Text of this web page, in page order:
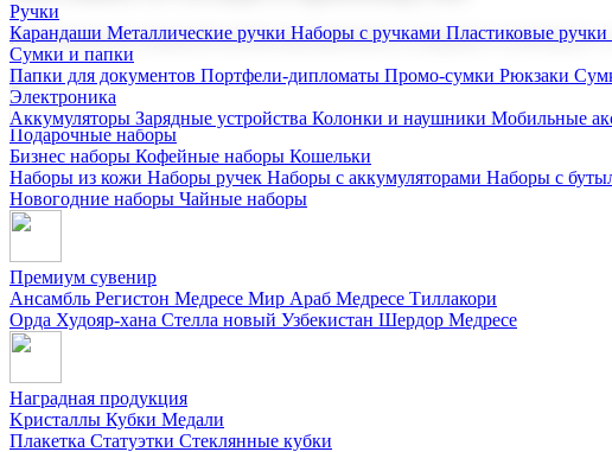
Ручки
Карандаши Металлические ручки Наборы с ручками Пластиковые ручки
Сумки и папки
Папки для документов Портфели-дипломаты Промо-сумки Рюкзаки
Электроника
Аккумуляторы Зарядные устройства Колонки и наушники Мобильные
Мы предлагаем широкий выбор корпоративных подарков и сувениров с
Подарочные наборы
Бизнес наборы Кофейные наборы Кошельки
Наборы из кожи Наборы ручек Наборы с аккумуляторами Наборы с
Новогодние наборы Чайные наборы
Премиум сувенир
Ансамбль Регистон Медресе Мир Араб Медресе Тиллакори
Орда Худояр-хана Стелла новый Узбекистан Шердор Медресе
Наградная продукция
Kристаллы Кубки Медали
Плакетка Статуэтки Стеклянные кубки